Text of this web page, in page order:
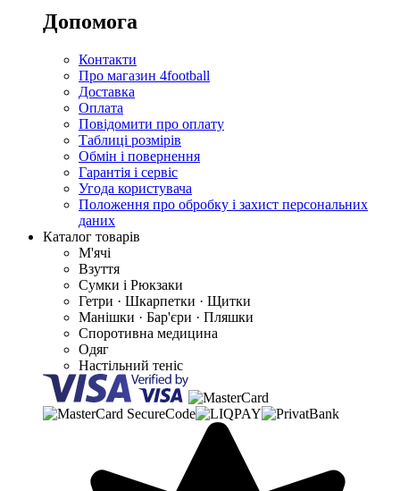
Допомога
Контакти
Про магазин 4football
Доставка
Оплата
Повідомити про оплату
Таблиці розмірів
Обмін і повернення
Гарантія і сервіс
Угода користувача
Положення про обробку і захист персональних
даних
Каталог товарів
М'ячі
Взуття
Сумки і Рюкзаки
Гетри · Шкарпетки · Щитки
Манішки · Бар'єри · Пляшки
Споротивна медицина
Одяг
Настільний теніс